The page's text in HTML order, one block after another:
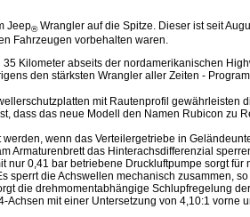
Jeep®Wrangler auf die Spitze. Dieser ist seit
Fahrzeugen vorbehalten waren.
Kilometer abseits der nordamerikanischen
den stärksten Wrangler aller Zeiten -
mit Rautenprofil gewährleisten
dass das neue Modell den Namen Rubicon zu
wenn das Verteilergetriebe in
Armaturenbrett das Hinterachsdifferenzial
nur 0,41 bar betriebene Druckluftpumpe sorgt
sperrt die Achswellen mechanisch zusammen,
die drehmomentabhängige Schlupfregelung
mit einer Untersetzung von 4,10:1